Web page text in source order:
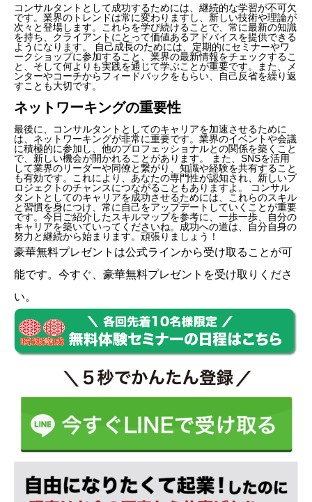
コンサルタントとして成功するためには、継続的な学習が不可欠
です。業界のトレンドは常に変わりますし、新しい技術や理論が
次々と登場します。これらを学び続けることで、常に最新の知識
を持ち、クライアントにとって価値あるアドバイスを提供できる
ようになります。 自己成長のためには、定期的にセミナーやワ
ークショップに参加すること、業界の最新情報をチェックするこ
と、そして何よりも実践を通じて学ぶことが重要です。また、メ
ンターやコーチからフィードバックをもらい、自己反省を繰り返
すことも大切です。
ネットワーキングの重要性
最後に、コンサルタントとしてのキャリアを加速させるために
は、ネットワーキングが非常に重要です。業界のイベントや会議
に積極的に参加し、他のプロフェッショナルとの関係を築くこと
で、新しい機会が開かれることがあります。 また、SNSを活用
して業界のリーダーや同僚と繋がり、知識や経験を共有すること
も有効です。これにより、あなたの専門性が認知され、新しいプ
ロジェクトのチャンスにつながることもありますよ。 コンサル
タントとしてのキャリアを成功させるためには、これらのスキル
と習慣を身につけ、常に自己をアップデートしていくことが重要
です。今日ご紹介したスキルマップを参考に、一歩一歩、自分の
キャリアを築いていってくださいね。成功への道は、自分自身の
努力と継続から始まります。頑張りましょう！
豪華無料プレゼントは公式ラインから受け取ることが可
能です。今すぐ、豪華無料プレゼントを受け取りくださ
い。